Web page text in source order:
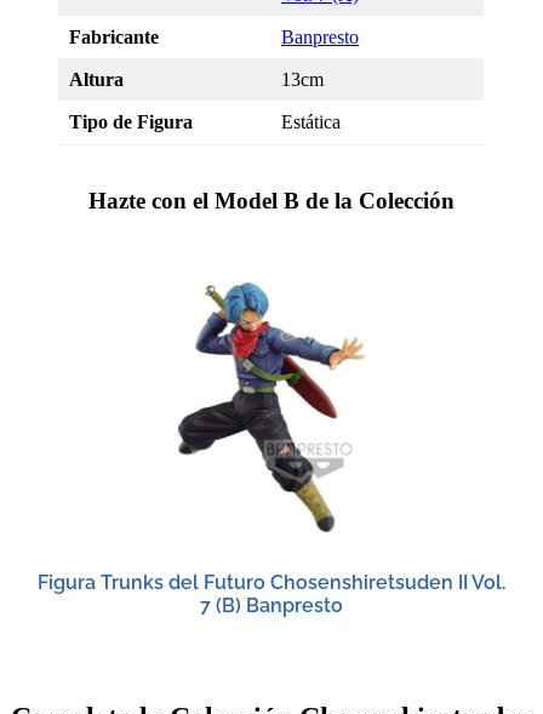
Fabricante Banpresto
Altura 13cm
Tipo de Figura Estática
Hazte con el Model B de la Colección
Figura Trunks del Futuro Chosenshiretsuden II Vol.
7 (B) Banpresto